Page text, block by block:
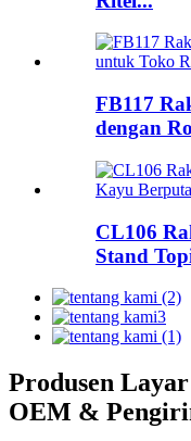
FB117
dengan
CL106
Stand
Produsen
OEM &